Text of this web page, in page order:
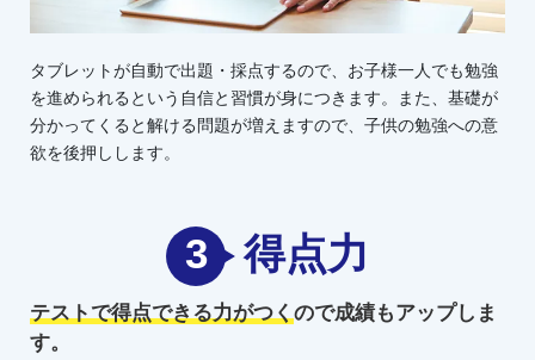
タブレットが自動で出題・採点するので、お子様一人でも勉強
を進められるという自信と習慣が身につきます。また、基礎が
分かってくると解ける問題が増えますので、子供の勉強への意
欲を後押しします。
3 得点力
テストで得点できる力がつくので成績もアップしま
す。